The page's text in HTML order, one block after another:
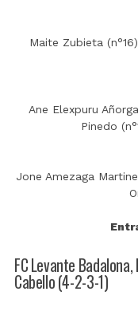
Maite Zubieta
Ane Elexpuru
Pinedo
Jone Amezaga
FC Levante
Cabello (4-2-3-1)